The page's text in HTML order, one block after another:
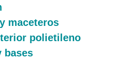
maceteros
polietileno
bases